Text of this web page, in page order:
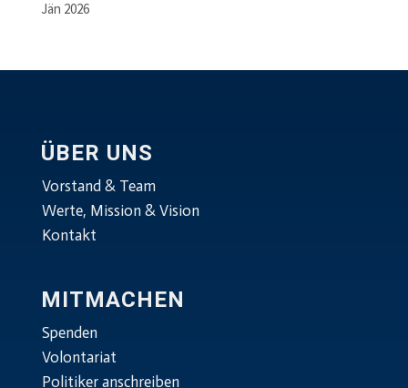
Jän 2026
ÜBER UNS
Vorstand & Team
Werte, Mission & Vision
Kontakt
MITMACHEN
Spenden
Volontariat
Politiker anschreiben